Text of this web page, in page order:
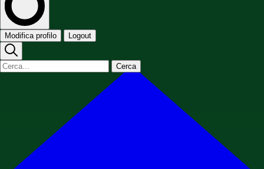
Modifica profilo Logout
Cerca